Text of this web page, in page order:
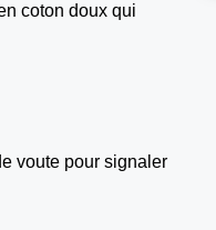
coton doux qui
voute pour signaler